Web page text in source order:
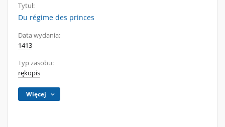
Tytuł:
Du régime des princes
Data wydania:
1413
Typ zasobu:
rękopis
Więcej